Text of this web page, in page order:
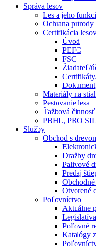
Správa lesov
Les a jeho
Ochrana prírody
Certifikácia lesov
Úvod
PEFC
FSC
Žiadateľ/
Materiály na
Pestovanie lesa
Ťažbová činnosť
PBHL, PRO
Služby
Obchod s
Dražby
Palivové
Predaj
Otvorené
Poľovníctvo
Aktuálne
Legislatíva
Poľovné
Katalógy